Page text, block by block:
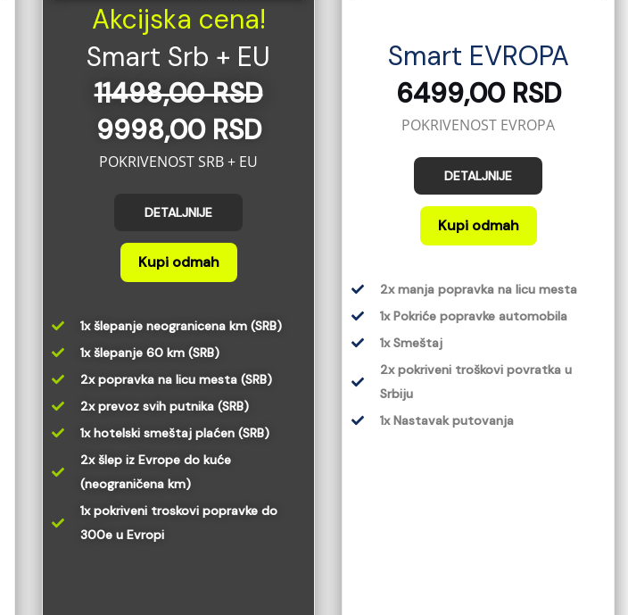
Akcijska cena!
Smart Srb + EU
11498,00 RSD
9998,00 RSD
POKRIVENOST SRB + EU
DETALJNIJE
Kupi odmah
1x šlepanje neogranicena km (SRB)
1x šlepanje 60 km (SRB)
2x popravka na licu mesta (SRB)
2x prevoz svih putnika (SRB)
1x hotelski smeštaj plaćen (SRB)
2x šlep iz Evrope do kuće
(neograničena km)
1x pokriveni troskovi popravke do
300e u Evropi
Smart EVROPA
6499,00 RSD
POKRIVENOST EVROPA
DETALJNIJE
Kupi odmah
2x manja popravka na licu mesta
1x Pokriće popravke automobila
1x Smeštaj
2x pokriveni troškovi povratka u
Srbiju
1x Nastavak putovanja